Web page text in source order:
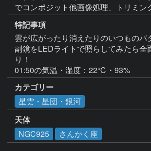
特記事項
雲が広がったり消えたりのいつものパ
副鏡をLEDライトで照らしてみたら全
り！
01:50の気温・湿度：22℃・93%
カテゴリー
星雲・星団・銀河
天体
NGC925
さんかく座